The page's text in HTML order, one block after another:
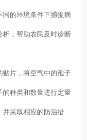
同的环境条件下捕捉病
析，帮助农民及时诊断
贴片，将空气中的孢子
的种类和数量进行定量
并采取相应的防治措